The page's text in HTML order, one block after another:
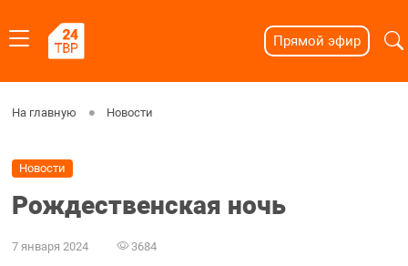
Прямой эфир
На главную Новости
Новости
Рождественская ночь
7 января 2024 3684